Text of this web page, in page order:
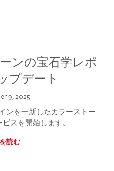
ンの宝石学レポ
プデート
9, 2025
ンを一新したカラーストー
スを開始します。
読む